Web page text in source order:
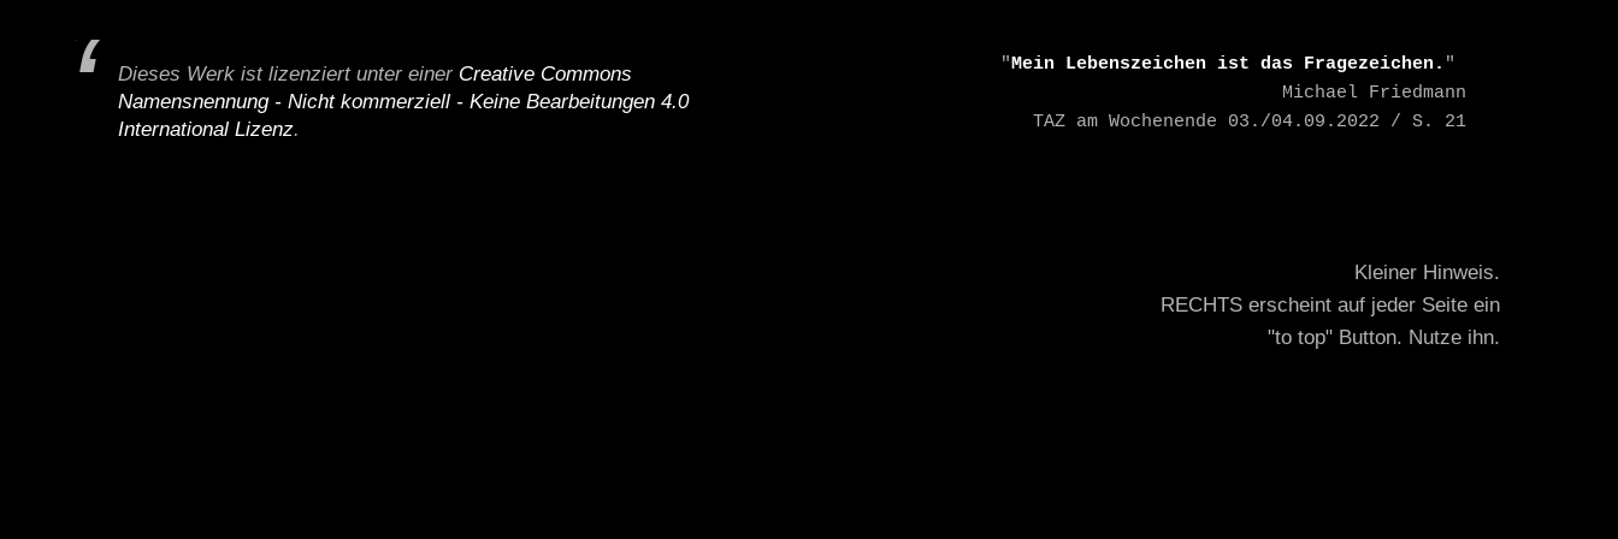
Dieses Werk ist lizenziert unter einer Creative Commons
Namensnennung - Nicht kommerziell - Keine Bearbeitungen 4.0
International Lizenz.
    "
Mein Lebenszeichen ist das Fragezeichen. "
    TAZ am Wochenende 03./04.09.2022 / S. 21
Kleiner Hinweis.
RECHTS erscheint auf jeder Seite ein
"to top" Button. Nutze ihn.